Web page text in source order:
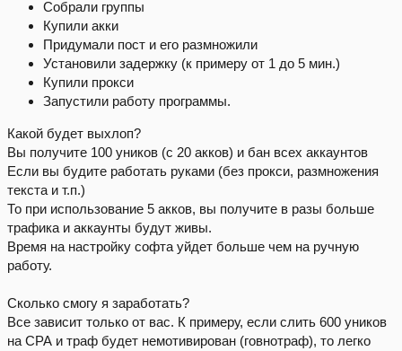
Собрали группы
Купили акки
Придумали пост и его размножили
Установили задержку (к примеру от 1 до 5 мин.)
Купили прокси
Запустили работу программы.
Какой будет выхлоп?
Вы получите 100 уников (с 20 акков) и бан всех аккаунтов
Если вы будите работать руками (без прокси, размножения
текста и т.п.)
То при использование 5 акков, вы получите в разы больше
трафика и аккаунты будут живы.
Время на настройку софта уйдет больше чем на ручную
работу.
Сколько смогу я заработать?
Все зависит только от вас. К примеру, если слить 600 уников
на СРА и траф будет немотивирован (говнотраф), то легко